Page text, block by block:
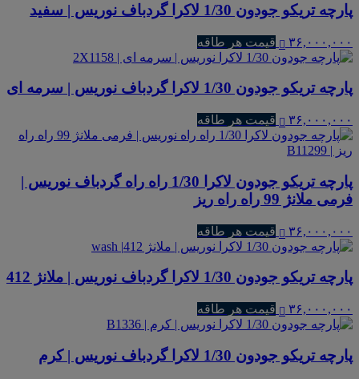
پارچه تریکو جودون 1/30 لاکرا گردباف نوریس | سفید
۳۶,۰۰۰,۰۰۰ قیمت هر طاقه
پارچه تریکو جودون 1/30 لاکرا گردباف نوریس | سرمه ای
۳۶,۰۰۰,۰۰۰ قیمت هر طاقه
پارچه تریکو جودون لاکرا 1/30 راه راه گردباف نوریس |
فرمی ملانژ 99 راه راه ریز
۳۶,۰۰۰,۰۰۰ قیمت هر طاقه
پارچه تریکو جودون 1/30 لاکرا گردباف نوریس | ملانژ 412
۳۶,۰۰۰,۰۰۰ قیمت هر طاقه
پارچه تریکو جودون 1/30 لاکرا گردباف نوریس | کرم